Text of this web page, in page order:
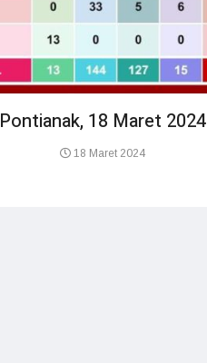
Pontianak, 18 Maret 2024
18 Maret 2024